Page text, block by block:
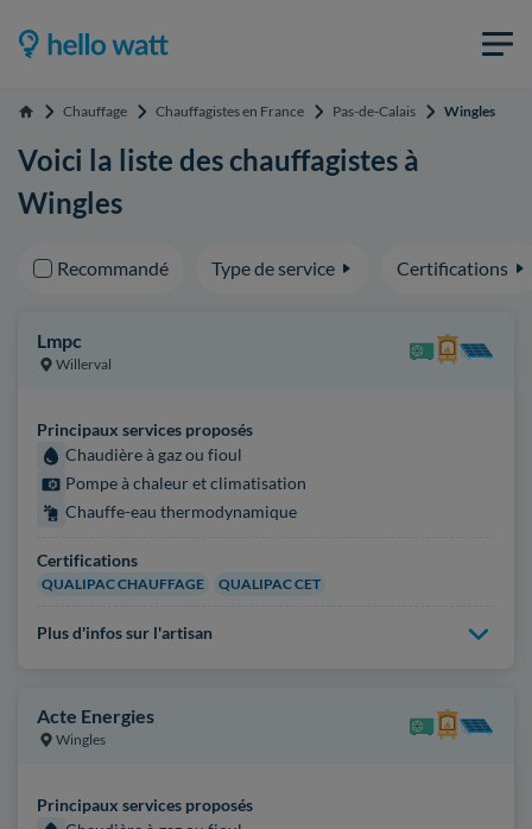
Accueil Chauffage Chauffagistes en France Pas-de-Calais Wingles
Voici la liste des chauffagistes à
Wingles
Recommandé Type de service Certifications
Lmpc
Willerval
Principaux services proposés
Chaudière à gaz ou fioul
Pompe à chaleur et climatisation
Chauffe-eau thermodynamique
Certifications
QUALIPAC CHAUFFAGE QUALIPAC CET
Plus d'infos sur l'artisan
Acte Energies
Wingles
Principaux services proposés